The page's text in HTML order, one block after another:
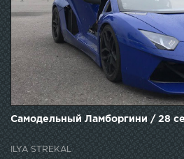
Самодельный Ламборгини / 28
ILYA STREKAL